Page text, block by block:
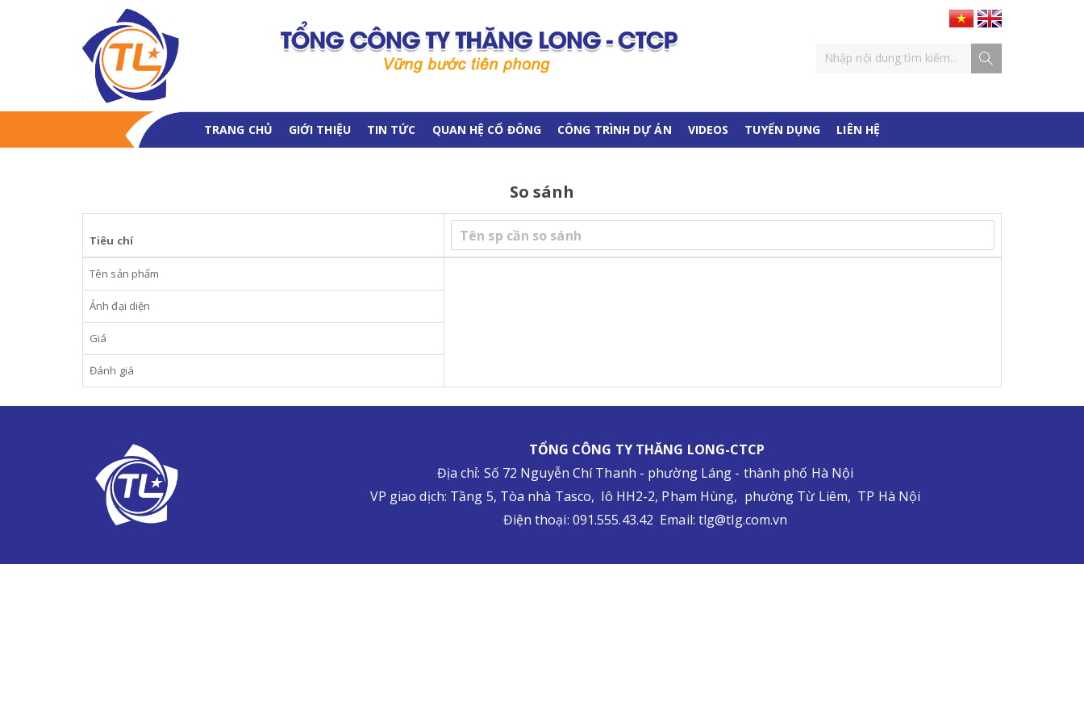
TRANG CHỦ GIỚI THIỆU TIN TỨC QUAN HỆ CỔ ĐÔNG CÔNG TRÌNH DỰ ÁN VIDEOS TUYỂN DỤNG LIÊN HỆ
So sánh
Tiêu chí
Tên sản phẩm
Ảnh đại diện
Giá
Đánh giá
TỔNG CÔNG TY THĂNG LONG-CTCP
Địa chỉ: Số 72 Nguyễn Chí Thanh - phường Láng - thành phố Hà Nội
VP giao dịch: Tầng 5, Tòa nhà Tasco, lô HH2-2, Phạm Hùng, phường Từ Liêm, TP Hà Nội
Điện thoại: 091.555.43.42 Email: tlg@tlg.com.vn